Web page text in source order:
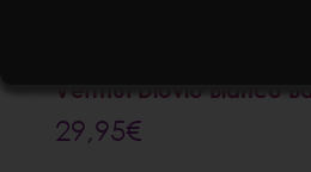
Vermut Diovio Blanco
29,95€